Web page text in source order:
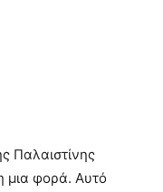
Παλαιστίνης
μια φορά. Αυτό